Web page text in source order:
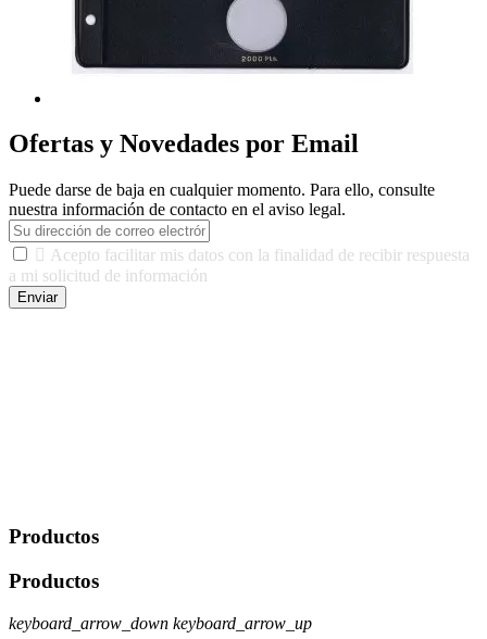
Ofertas y Novedades por Email
Puede darse de baja en cualquier momento. Para ello, consulte
nuestra información de contacto en el aviso legal.
 Acepto facilitar mis datos con la finalidad de recibir respuesta
a mi solicitud de información
Enviar
Productos
Productos
keyboard_arrow_down keyboard_arrow_up